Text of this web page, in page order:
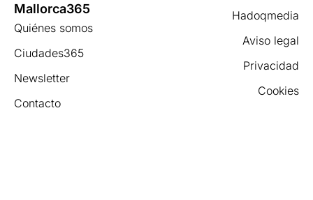
Hadoqmedia
Aviso legal
Privacidad
Cookies
Mallorca365
Quiénes somos
Ciudades365
Newsletter
Contacto